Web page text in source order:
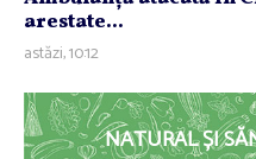
arestate...
astăzi, 10:12
NATURAL ȘI